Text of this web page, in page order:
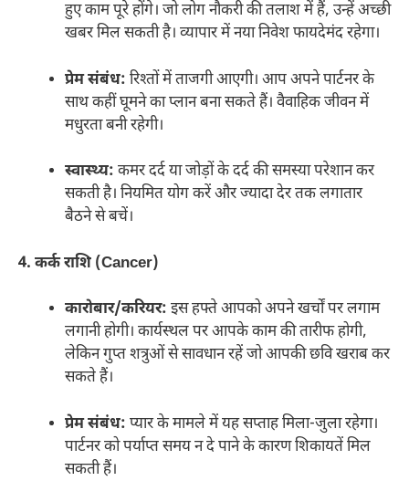
हुए काम पूरे होंगे। जो लोग नौकरी की तलाश में हैं, उन्हें अच्छी
खबर मिल सकती है। व्यापार में नया निवेश फायदेमंद रहेगा।
प्रेम संबंध: रिश्तों में ताजगी आएगी। आप अपने पार्टनर के
साथ कहीं घूमने का प्लान बना सकते हैं। वैवाहिक जीवन में
मधुरता बनी रहेगी।
स्वास्थ्य: कमर दर्द या जोड़ों के दर्द की समस्या परेशान कर
सकती है। नियमित योग करें और ज्यादा देर तक लगातार
बैठने से बचें।
4. कर्क राशि (Cancer)
कारोबार/करियर: इस हफ्ते आपको अपने खर्चों पर लगाम
लगानी होगी। कार्यस्थल पर आपके काम की तारीफ होगी,
लेकिन गुप्त शत्रुओं से सावधान रहें जो आपकी छवि खराब कर
सकते हैं।
प्रेम संबंध: प्यार के मामले में यह सप्ताह मिला-जुला रहेगा।
पार्टनर को पर्याप्त समय न दे पाने के कारण शिकायतें मिल
सकती हैं।